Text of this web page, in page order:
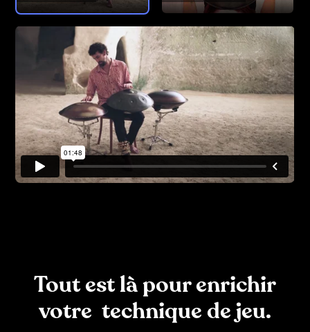
Tout est là pour enrichir
votre technique de jeu.